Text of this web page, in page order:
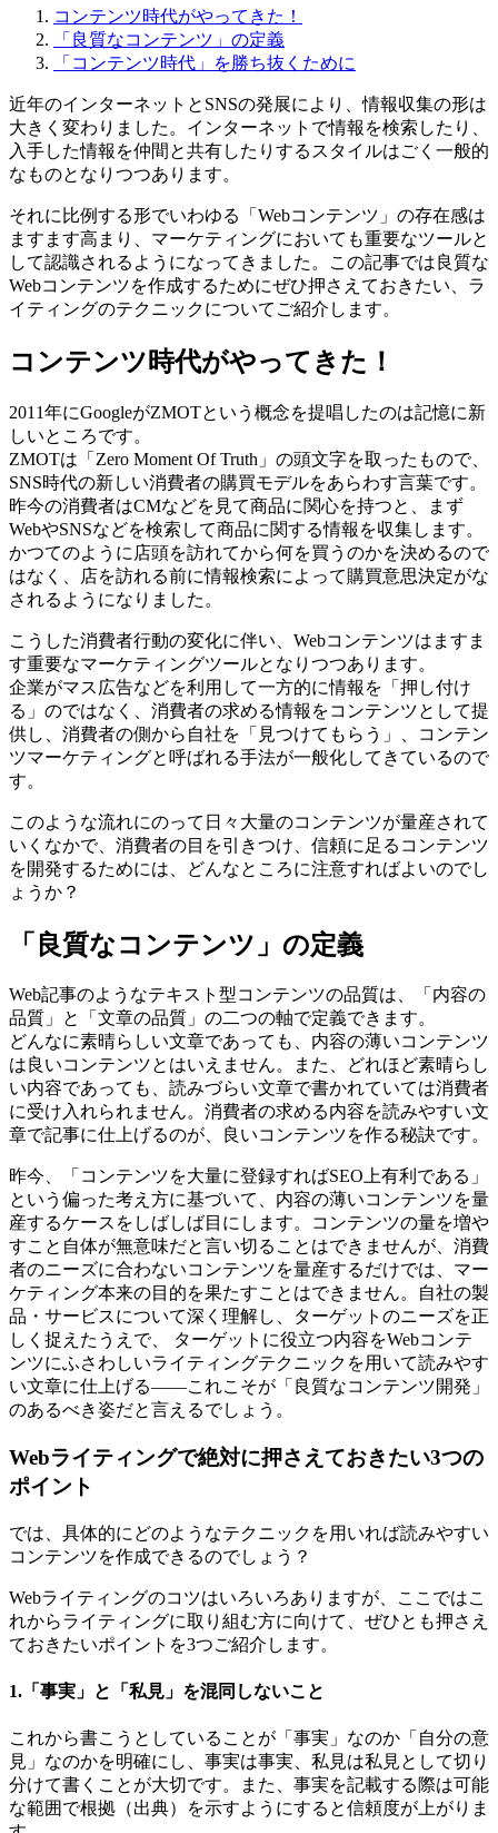
コンテンツ時代がやってきた！
「良質なコンテンツ」の定義
「コンテンツ時代」を勝ち抜くために
近年のインターネットとSNSの発展により、情報収集の形は
大きく変わりました。インターネットで情報を検索したり、
入手した情報を仲間と共有したりするスタイルはごく一般的
なものとなりつつあります。
それに比例する形でいわゆる「Webコンテンツ」の存在感は
ますます高まり、マーケティングにおいても重要なツールと
して認識されるようになってきました。この記事では良質な
Webコンテンツを作成するためにぜひ押さえておきたい、ラ
イティングのテクニックについてご紹介します。
コンテンツ時代がやってきた！
2011年にGoogleがZMOTという概念を提唱したのは記憶に新
しいところです。
ZMOTは「Zero Moment Of Truth」の頭文字を取ったもので、
SNS時代の新しい消費者の購買モデルをあらわす言葉です。
昨今の消費者はCMなどを見て商品に関心を持つと、まず
WebやSNSなどを検索して商品に関する情報を収集します。
かつてのように店頭を訪れてから何を買うのかを決めるので
はなく、店を訪れる前に情報検索によって購買意思決定がな
されるようになりました。
こうした消費者行動の変化に伴い、Webコンテンツはますま
す重要なマーケティングツールとなりつつあります。
企業がマス広告などを利用して一方的に情報を「押し付け
る」のではなく、消費者の求める情報をコンテンツとして提
供し、消費者の側から自社を「見つけてもらう」、コンテン
ツマーケティングと呼ばれる手法が一般化してきているので
す。
このような流れにのって日々大量のコンテンツが量産されて
いくなかで、消費者の目を引きつけ、信頼に足るコンテンツ
を開発するためには、どんなところに注意すればよいのでし
ょうか？
「良質なコンテンツ」の定義
Web記事のようなテキスト型コンテンツの品質は、「内容の
品質」と「文章の品質」の二つの軸で定義できます。
どんなに素晴らしい文章であっても、内容の薄いコンテンツ
は良いコンテンツとはいえません。また、どれほど素晴らし
い内容であっても、読みづらい文章で書かれていては消費者
に受け入れられません。消費者の求める内容を読みやすい文
章で記事に仕上げるのが、良いコンテンツを作る秘訣です。
昨今、「コンテンツを大量に登録すればSEO上有利である」
という偏った考え方に基づいて、内容の薄いコンテンツを量
産するケースをしばしば目にします。コンテンツの量を増や
すこと自体が無意味だと言い切ることはできませんが、消費
者のニーズに合わないコンテンツを量産するだけでは、マー
ケティング本来の目的を果たすことはできません。自社の製
品・サービスについて深く理解し、ターゲットのニーズを正
しく捉えたうえで、 ターゲットに役立つ内容をWebコンテ
ンツにふさわしいライティングテクニックを用いて読みやす
い文章に仕上げる――これこそが「良質なコンテンツ開発」
のあるべき姿だと言えるでしょう。
Webライティングで絶対に押さえておきたい3つの
ポイント
では、具体的にどのようなテクニックを用いれば読みやすい
コンテンツを作成できるのでしょう？
Webライティングのコツはいろいろありますが、ここではこ
れからライティングに取り組む方に向けて、ぜひとも押さえ
ておきたいポイントを3つご紹介します。
1.「事実」と「私見」を混同しないこと
これから書こうとしていることが「事実」なのか「自分の意
見」なのかを明確にし、事実は事実、私見は私見として切り
分けて書くことが大切です。また、事実を記載する際は可能
な範囲で根拠（出典）を示すようにすると信頼度が上がりま